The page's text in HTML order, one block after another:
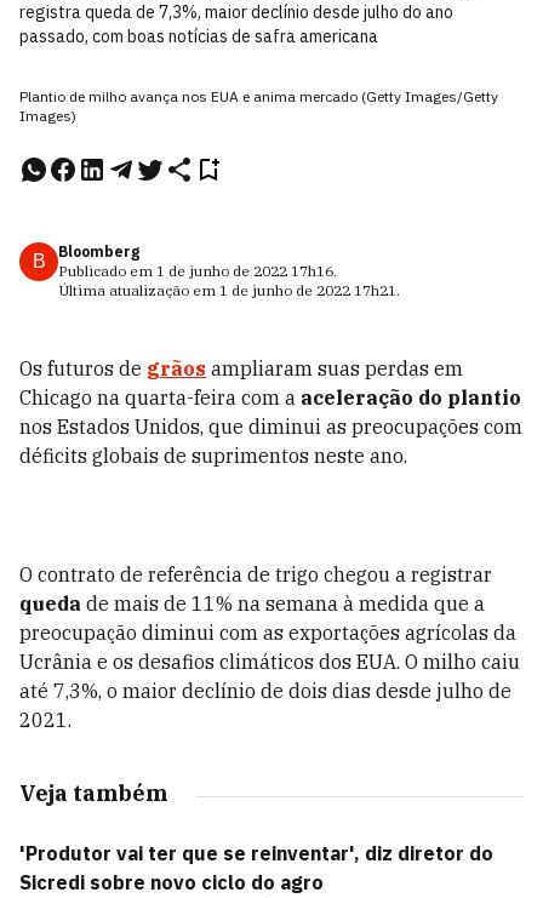
registra queda de 7,3%, maior declínio desde julho do ano
passado, com boas notícias de safra americana
Plantio de milho avança nos EUA e anima mercado (Getty Images/Getty
Images)
B
Bloomberg
Publicado em 1 de junho de 2022 17h16.
Última atualização em 1 de junho de 2022 17h21.
Os futuros de grãos ampliaram suas perdas em
Chicago na quarta-feira com a aceleração do plantio
nos Estados Unidos, que diminui as preocupações com
déficits globais de suprimentos neste ano.
O contrato de referência de trigo chegou a registrar
queda de mais de 11% na semana à medida que a
preocupação diminui com as exportações agrícolas da
Ucrânia e os desafios climáticos dos EUA. O milho caiu
até 7,3%, o maior declínio de dois dias desde julho de
2021.
Veja também
'Produtor vai ter que se reinventar', diz diretor do
Sicredi sobre novo ciclo do agro